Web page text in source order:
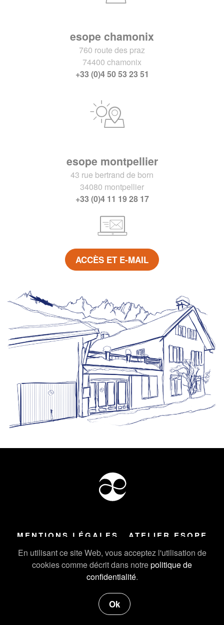
En utilisant ce site Web, vous acceptez l'utilisation de
cookies comme décrit dans notrepolitique de
confidentialité.
Ok
esope chamonix
760 route des praz
74400 chamonix
+33 (0)4 50 53 23 51
esope montpellier
43 rue bertrand de born
34080 montpellier
+33 (0)4 11 19 28 17
ACCÈS ET E-MAIL
MENTIONS LÉGALES ATELIER ESOPE